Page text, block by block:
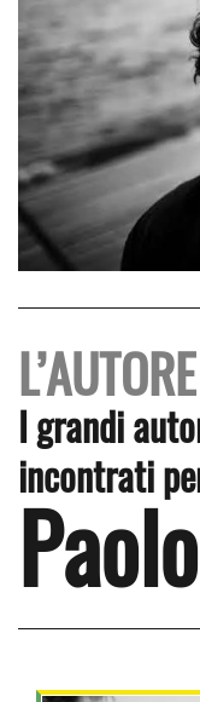
I grandi
incontrati